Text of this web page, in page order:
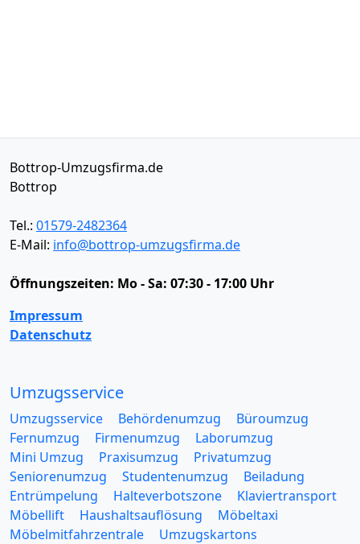
Bottrop-Umzugsfirma.de
Bottrop
Tel.: 01579-2482364
E-Mail: info@bottrop-umzugsfirma.de
Öffnungszeiten: Mo - Sa: 07:30 - 17:00 Uhr
Impressum
Datenschutz
Umzugsservice
Umzugsservice Behördenumzug
Büroumzug
Fernumzug
Firmenumzug
Laborumzug
Mini Umzug
Praxisumzug
Privatumzug
Seniorenumzug
Studentenumzug
Beiladung
Entrümpelung
Halteverbotszone
Klaviertransport
Möbellift
Haushaltsauflösung
Möbeltaxi
Möbelmitfahrzentrale
Umzugskartons